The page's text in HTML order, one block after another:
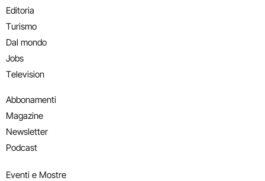
Editoria
Turismo
Dal mondo
Jobs
Television
Abbonamenti
Magazine
Newsletter
Podcast
Eventi e Mostre